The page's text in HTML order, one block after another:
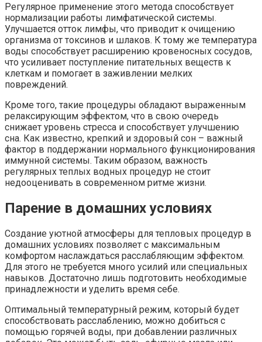
Регулярное применение этого метода способствует
нормализации работы лимфатической системы.
Улучшается отток лимфы, что приводит к очищению
организма от токсинов и шлаков. К тому же температура
воды способствует расширению кровеносных сосудов,
что усиливает поступление питательных веществ к
клеткам и помогает в заживлении мелких
повреждений.
Кроме того, такие процедуры обладают выраженным
релаксирующим эффектом, что в свою очередь
снижает уровень стресса и способствует улучшению
сна. Как известно, крепкий и здоровый сон – важный
фактор в поддержании нормального функционирования
иммунной системы. Таким образом, важность
регулярных теплых водных процедур не стоит
недооценивать в современном ритме жизни.
Парение в домашних условиях
Создание уютной атмосферы для тепловых процедур в
домашних условиях позволяет с максимальным
комфортом наслаждаться расслабляющим эффектом.
Для этого не требуется много усилий или специальных
навыков. Достаточно лишь подготовить необходимые
принадлежности и уделить время себе.
Оптимальный температурный режим, который будет
способствовать расслаблению, можно добиться с
помощью горячей воды, при добавлении различных